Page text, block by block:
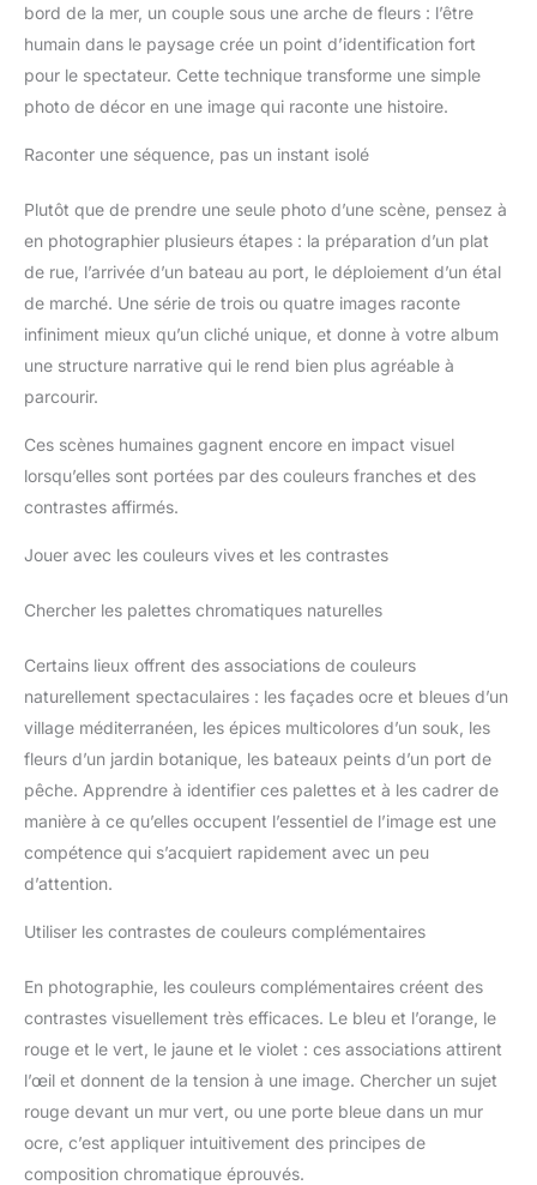
bord de la mer, un couple sous une arche de fleurs : l’être
humain dans le paysage crée un point d’identification fort
pour le spectateur. Cette technique transforme une simple
photo de décor en une image qui raconte une histoire.
Raconter une séquence, pas un instant isolé
Plutôt que de prendre une seule photo d’une scène, pensez à
en photographier plusieurs étapes : la préparation d’un plat
de rue, l’arrivée d’un bateau au port, le déploiement d’un étal
de marché. Une série de trois ou quatre images raconte
infiniment mieux qu’un cliché unique, et donne à votre album
une structure narrative qui le rend bien plus agréable à
parcourir.
Ces scènes humaines gagnent encore en impact visuel
lorsqu’elles sont portées par des couleurs franches et des
contrastes affirmés.
Jouer avec les couleurs vives et les contrastes
Chercher les palettes chromatiques naturelles
Certains lieux offrent des associations de couleurs
naturellement spectaculaires : les façades ocre et bleues d’un
village méditerranéen, les épices multicolores d’un souk, les
fleurs d’un jardin botanique, les bateaux peints d’un port de
pêche. Apprendre à identifier ces palettes et à les cadrer de
manière à ce qu’elles occupent l’essentiel de l’image est une
compétence qui s’acquiert rapidement avec un peu
d’attention.
Utiliser les contrastes de couleurs complémentaires
En photographie, les couleurs complémentaires créent des
contrastes visuellement très efficaces. Le bleu et l’orange, le
rouge et le vert, le jaune et le violet : ces associations attirent
l’œil et donnent de la tension à une image. Chercher un sujet
rouge devant un mur vert, ou une porte bleue dans un mur
ocre, c’est appliquer intuitivement des principes de
composition chromatique éprouvés.